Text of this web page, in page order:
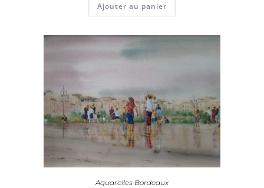
Ajouter au panier
Aquarelles Bordeaux